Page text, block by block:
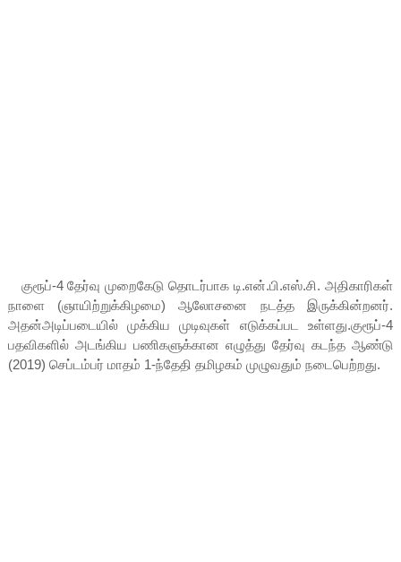
குரூப்-4 தேர்வு முறைகேடு தொடர்பாக டி.என்.பி.எஸ்.சி. அதிகாரிகள்
நாளை (ஞாயிற்றுக்கிழமை) ஆலோசனை நடத்த இருக்கின்றனர்.
அதன்அடிப்படையில் முக்கிய முடிவுகள் எடுக்கப்பட உள்ளது.குரூப்-4
பதவிகளில் அடங்கிய பணிகளுக்கான எழுத்து தேர்வு கடந்த ஆண்டு
(2019) செப்டம்பர் மாதம் 1-ந்தேதி தமிழகம் முழுவதும் நடைபெற்றது.